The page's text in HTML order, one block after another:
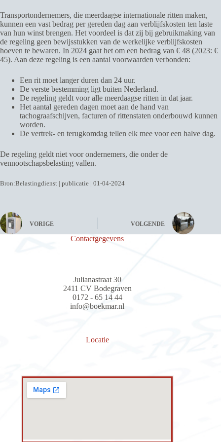
Transportondernemers, die meerdaagse internationale ritten maken,
kunnen een vast bedrag per gereden dag aan verblijfskosten ten laste
van hun winst brengen. Het voordeel is dat zij bij gebruikmaking van
de regeling geen bewijsstukken van de werkelijke verblijfskosten
hoeven te bewaren. In 2024 gaat het om een bedrag van € 48 (2023: €
45). Aan deze regeling is een aantal voorwaarden verbonden:
Een rit moet langer duren dan 24 uur.
De verste bestemming ligt buiten Nederland.
De regeling geldt voor alle meerdaagse ritten in dat jaar.
Het aantal gereden dagen moet aan de hand van
tachograafschijven, facturen of rittenstaten onderbouwd kunnen
worden.
De vertrek- en terugkomdag tellen elk mee voor een halve dag.
De regeling geldt niet voor ondernemers, die onder de
vennootschapsbelasting vallen.
Bron:Belastingdienst | publicatie | 01-04-2024
VORIGE VOLGENDE
Contactgegevens
Julianastraat 30
2411 CV Bodegraven
0172 - 65 14 44
info@boekmar.nl
Locatie